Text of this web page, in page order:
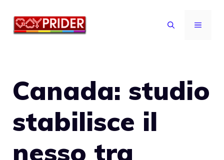
MENU
Canada: studio
stabilisce il
nesso tra